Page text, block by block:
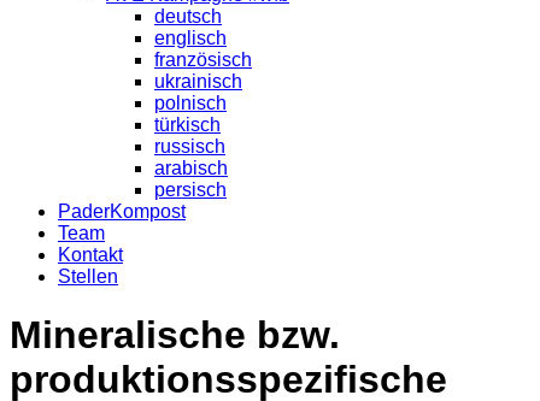
deutsch
englisch
französisch
ukrainisch
polnisch
türkisch
russisch
arabisch
persisch
PaderKompost
Team
Kontakt
Stellen
Mineralische bzw.
produktionsspezifische